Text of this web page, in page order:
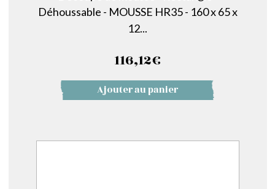
Déhoussable - MOUSSE HR35 - 160 x 65 x
12...
116,12€
Ajouter au panier